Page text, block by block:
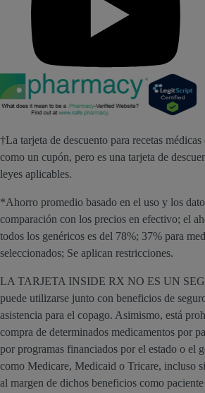
†La tarjeta de descuento para recetas
como un cupón, pero es una tarjeta de
leyes aplicables.
*Ahorro promedio basado en el uso y los
comparación con los precios en efectivo; el
todos los genéricos es del 78%; 37% para
seleccionados; Se aplican restricciones.
LA TARJETA INSIDE RX NO ES UN
puede utilizarse junto con beneficios de
asistencia para el copago. Asimismo, está
compra de determinados medicamentos por
por programas financiados por el estado o el
como Medicare, Medicaid o Tricare, incluso
al margen de dichos beneficios como